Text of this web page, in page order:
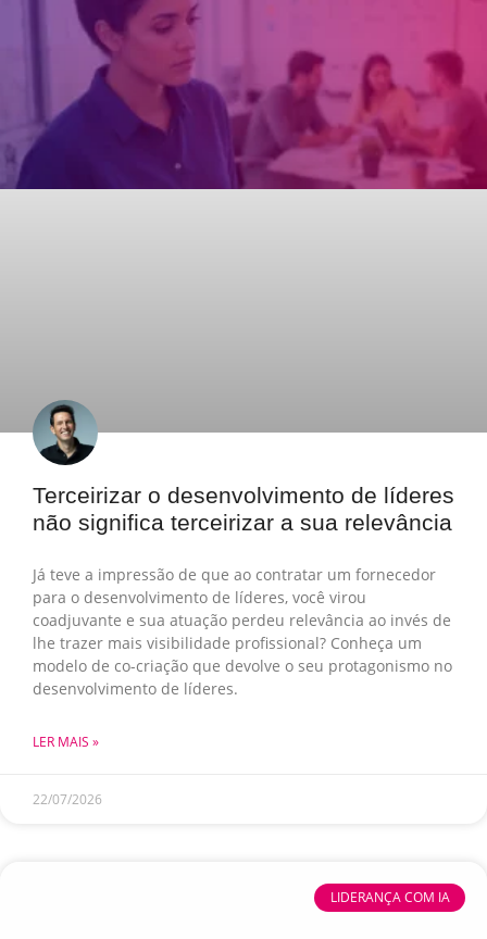
Terceirizar o desenvolvimento de líderes
não significa terceirizar a sua relevância
Já teve a impressão de que ao contratar um fornecedor
para o desenvolvimento de líderes, você virou
coadjuvante e sua atuação perdeu relevância ao invés de
lhe trazer mais visibilidade profissional? Conheça um
modelo de co-criação que devolve o seu protagonismo no
desenvolvimento de líderes.
LER MAIS »
22/07/2026
LIDERANÇA COM IA